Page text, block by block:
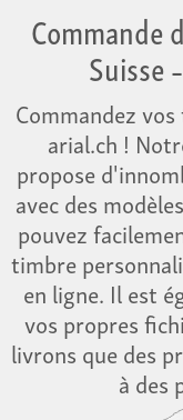
Commande
Suisse
Commandez
arial.ch !
propose
avec des
pouvez
timbre
en ligne. Il est
vos propres
livrons que des
à des